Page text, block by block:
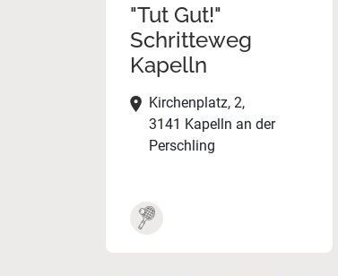
"Tut Gut!"
Schritteweg
Kapelln
Kirchenplatz, 2,
3141 Kapelln an der
Perschling